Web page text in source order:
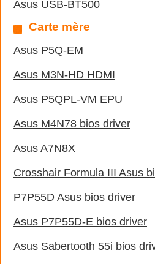
Asus USB-BT500
Carte mère
Asus P5Q-EM
Asus M3N-HD HDMI
Asus P5QPL-VM EPU
Asus M4N78 bios driver
Asus A7N8X
Crosshair Formula III Asus
P7P55D Asus bios driver
Asus P7P55D-E bios driver
Asus Sabertooth 55i bios